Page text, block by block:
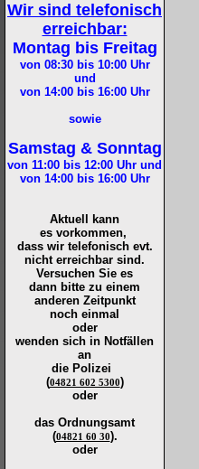
Wir sind telefonisch
erreichbar:
Montag bis Freitag
von 08:30 bis 10:00Uhr
und
von 14:00 bis 16:00Uhr
sowie
Samstag & Sonntag
von 11:00 bis 12:00 Uhr und
von 14:00 bis 16:00Uhr
Aktuell kann
es vorkommen,
dass wir telefonisch evt.
nicht erreichbar sind.
Versuchen Sie es
dann bitte zu einem
anderen Zeitpunkt
noch einmal
oder
wenden sich in Notfällen
an
die Polizei
(04821 602 5300)
oder
das Ordnungsamt
(04821 60 30).
oder